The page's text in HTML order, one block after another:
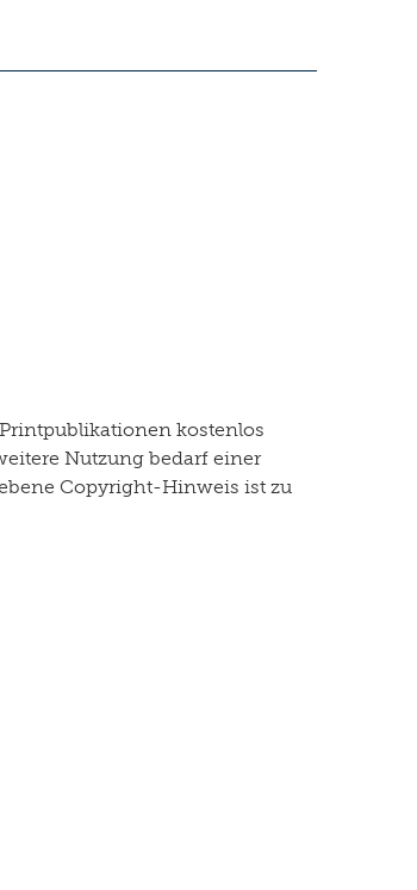
kostenlos
Nutzung bedarf einer
Copyright-Hinweis ist zu